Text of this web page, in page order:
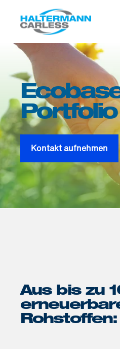
Portfolio
Kontakt aufnehmen
Aus bis zu